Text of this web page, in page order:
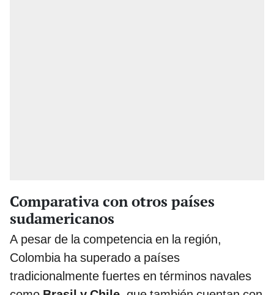
Comparativa con otros países
sudamericanos
A pesar de la competencia en la región,
Colombia ha superado a países
tradicionalmente fuertes en términos navales